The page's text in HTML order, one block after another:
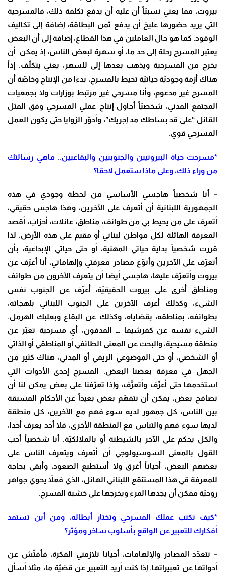
بيروت، مما يعني نسبيّاً أن عليه أن يدفع تكلفة ذلك، فالمسرحية
التي يريد حضورها عليخ أن يدفع ثمن البطاقة، إضافة إلى تكاليف
الوقود. كما هو حال العاملين في هذا القطاع، إضافة إلى أن البعض
يعتبر المسرح رحلة إلى حد ما، أو سهرة لبعض الناس، إذ يمكن أن
يخرج من المسرحية ويذهب بعدها إلى للسهر، يعني يتكلّف. إذاً
هناك أزمة وجوديّة حياتيّة تحيط بالمسرح، بدءا من الإنتاج وخاصّة أن
المسرح غير مدعوم، وأنا مسرحي غير مرتبط بوزارات ولا بجمعيات
المجتمع المدني، شخصيّاً أحاول إنتاج عملي المسرحي وفق المثل
القائل “على قد بساطك مد إجريك”، وأدوّر الزوايا حتى يكون العمل
المسرحي قوي.
*مسرحت حياة البيروتيين والجنوبيين والبقاعيين.. ماهي رسالتك
من وراء ذلك، وعلى ماذا ستعمل لاحقا؟
– أنا شخصياً هاجسي الأساسي من لحظة وجودي في هذه
الجمهورية اللبنانية أن أتعرف على الآخرين، وهذا هاجس حقيقي،
أتعرف على من يحيط بي من طوائف، مناطق، عائلات، أحزاب، أقصد
المعرفة الهائلة لكل مواطن لبناني أو مقيم على هذه الأرض. لذا
قررت شخصياً بداية حياتي المهنية، أو حتى حياتي الإبداعية، بأن
أتعرّف على الآخرين وأنوّع مصادر معرفتي وإلهاماتي، أنا أعرّف عن
بيروت وأتعرّف عليها، هاجسي أيضا أن يتعرف الآخرون من طوائف
ومناطق أخرى على بيروت الحقيقيّة، أعرّف عن الجنوب نفس
الشىء، وكذلك أعرف الآخرين على الجنوب اللبناني بلهجاته،
بطوائفه، بمناطقه، بقضاياه، وكذلك عن البقاع وبعلبك الهرمل.
الشىء نفسه عن كفرشيما ـــ المدفون، أي مسرحية تعبّر عن
منطقة مسيحية، والبحث عن المعنى الطائفي أو المناطقي أو الذاتي
أو الشخصي، أو حتى الموضوعي الريفي أو المدني، هناك كثير من
الجهل في معرفة بعضنا البعض. المسرح إحدى الأدوات التي
استخدمها حتى أعرِّف وأتعرَّف، وإذا تعرّفنا على بعض يمكن لنا أن
نصافح بعض، يمكن أن نتفهّم بعض بعيداً عن الأحكام المسبقة
بين الناس، كل جمهور لديه سوء فهم مع الآخرين، كل منطقة
لديها سوء فهم والتباس مع المنطقة الأخرى، فلا أحد يعرف أحدا،
والكل يحكم على الآخر بالشيطنة أو بالملائكيّة. أنا شخصياً أحب
القول بالمعنى السوسيولوجي أن أتعرف ويتعرف الناس على
بعضهم البعض، أحياناً أغرق ولا أستطيع الصعود، وأبقى بحاجة
للمعرفة قي هذا المستنقع اللبناني الهائل، الذي فعلاً يحوي جواهر
روحيّة ممكن أن يجدها المرء ويخرجها على خشبة المسرح.
*كيف تكتب عملك المسرحي وتختار أبطاله، ومن أين تستمد
أفكارك للتعبير عن الواقع بأسلوب ساخر ومؤثر؟
– تتعدّد المصادر والإلهامات، أحيانا تلازمني الفكرة، فأفتّش عن
أدواتها عن تعبيراتها. إذا كنت أريد التعبير عن قضيّة ما، مثلا أسأل